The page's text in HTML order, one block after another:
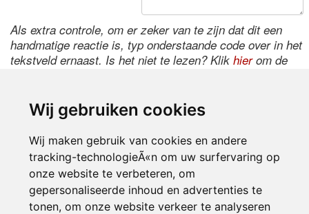
Wij gebruiken cookies
Wij maken gebruik van cookies en andere
tracking-technologieÃ«n om uw surfervaring op
onze website te verbeteren, om
gepersonaliseerde inhoud en advertenties te
tonen, om onze website verkeer te analyseren
Als extra controle, om er zeker van te zijn dat dit een
handmatige reactie is, typ onderstaande code over in het
tekstveld ernaast. Is het niet te lezen? Klik hierom de